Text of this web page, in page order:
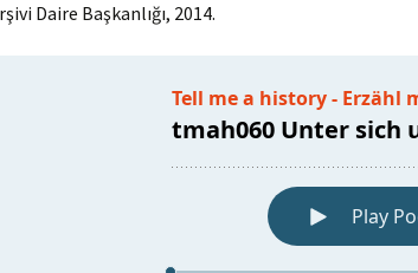
Daire Başkanlığı, 2014.